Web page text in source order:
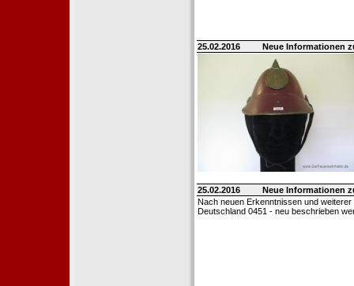
25.02.2016 Neue Informationen
25.02.2016
Neue Informationen
Nach neuen Erkenntnissen und
Deutschland 0451 - neu beschrieben